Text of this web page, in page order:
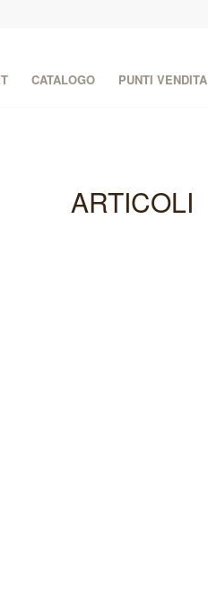
CATALOGO PUNTI VENDITA
ARTICOLI